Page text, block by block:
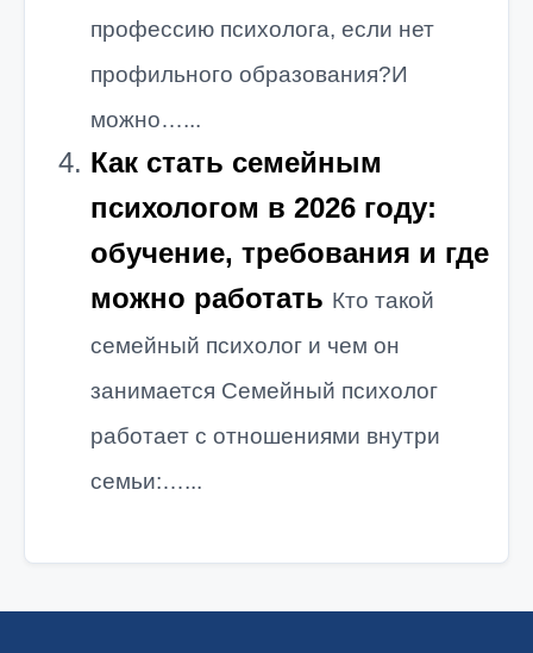
профессию психолога, если нет
профильного образования?И
можно…...
Как стать семейным
психологом в 2026 году:
обучение, требования и где
можно работать Кто такой
семейный психолог и чем он
занимается Семейный психолог
работает с отношениями внутри
семьи:…...